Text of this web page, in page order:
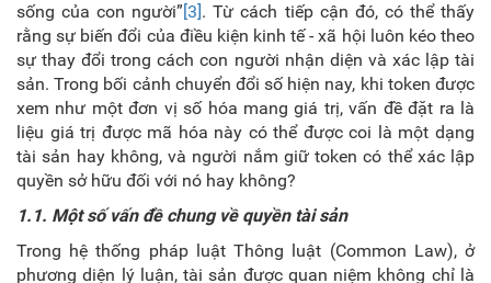
sống của con người”[3]. Từ cách tiếp cận đó, có thể thấy
rằng sự biếnđổi của điều kiện kinh tế-xã hội luôn kéo theo
sự thay đổi trong cách con người nhận diện và xác lập tài
sản. Trong bối cảnh chuyển đổi số hiện nay, khi token được
xem như một đơn vị số hóa mang giá trị, vấn đề đặt ra là
liệu giá trị được mã hóa này có thể được coi là một dạng
tài sản hay không, và người nắm giữ token có thể xác lập
quyền sở hữu đối với nó hay không?
1.1. Một số vấn đề chung về quyền tài sản
Trong hệ thống pháp luật Thông luật (Common Law), ở
phương diện lý luận, tài sản được quan niệm không chỉ là